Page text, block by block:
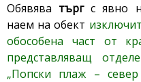
Обявява търгс явно
наем на обект
обособена част от
представляващ
„Попски плаж –